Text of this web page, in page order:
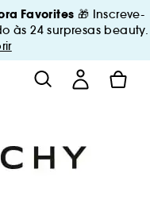
Favorites 🎁 Inscreve-
às 24 surpresas beauty.